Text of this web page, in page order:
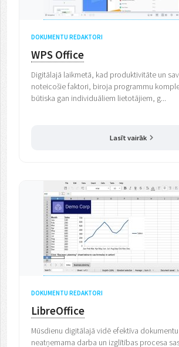
DOKUMENTU REDAKTORI
WPS Office
Digitālajā laikmetā, kad produktivitāte un
noteicošie faktori, biroja programmu
būtiska gan individuāliem lietotājiem, g...
Lasīt vairāk
DOKUMENTU REDAKTORI
LibreOffice
Mūsdienu digitālajā vidē efektīva
neatņemama darba un izglītības procesa